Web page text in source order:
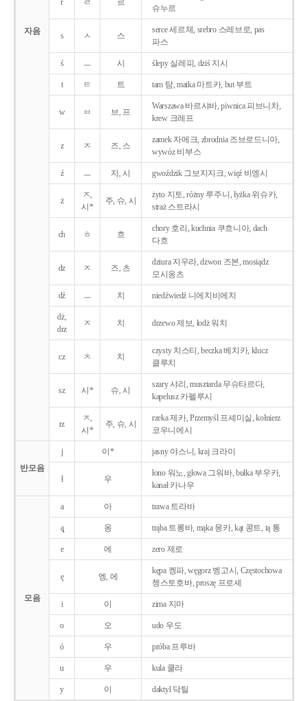
자음
r ㄹ 르
슈누르
s ㅅ 스
serce 세르체, srebro 스레브로, pas
파스
ś ㅡ 시 ślepy 실레피, dziś 지시
t ㅌ 트 tam 탐, matka 마트카, but 부트
w ㅂ 브, 프
Warszawa 바르샤바, piwnica 피브니차,
krew 크레프
z ㅈ 즈, 스
zamek 자메크, zbrodnia 즈브로드니아,
wywóz 비부스
ź ㅡ 지, 시 gwoździk 그보지지크, więź 비엥시
ż
ㅈ,
시*
주, 슈, 시
żyto 지토, różny 루주니, łyżka 위슈카,
straż 스트라시
ch ㅎ 흐
chory 호리, kuchnia 쿠흐니아, dach
다흐
dz ㅈ 즈, 츠
dziura 지우라, dzwon 즈본, mosiądz
모시옹츠
dź ㅡ 치 niedźwiedź 니에치비에치
dż,
drz
ㅈ 치 drzewo 제보, łodż 워치
cz ㅊ 치
czysty 치스티, beczka 베치카, klucz
클루치
sz 시* 슈, 시
szary 샤리, musztarda 무슈타르다,
kapelusz 카펠루시
rz
ㅈ,
시*
주, 슈, 시
rzeka 제카, Przemyśl 프셰미실, kołnierz
코우니에시
반모음
j 이* jasny 야스니, kraj 크라이
ł 우
łono 워노, głowa 그워바, bułka 부우카,
kanał 카나우
모음
a 아 trawa 트라바
ą̨ 옹 trąba 트롱바, mąka 몽카, kąt 콩트, tą 통
e 에 zero 제로
ę 엥, 에
kępa 켕파, węgorz 벵고시, Częstochowa
쳉스토호바, proszę 프로셰
i 이 zima 지마
o 오 udo 우도
ó 우 próba 프루바
u 우 kula 쿨라
y 이 daktyl 닥틸